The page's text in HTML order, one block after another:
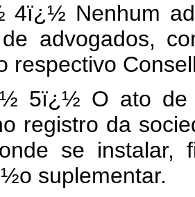
de advogados,
respectivo
O ato de
registro da
se
suplementar.